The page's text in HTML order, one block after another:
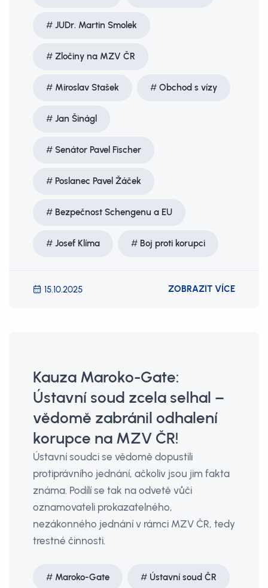
JUDr. Martin Smolek
Zločiny na MZV ČR
Miroslav Stašek Obchod s vízy
Jan Šinágl
Senátor Pavel Fischer
Poslanec Pavel Žáček
Bezpečnost Schengenu a EU
Josef Klíma Boj proti korupci
15.10.2025 ZOBRAZIT VÍCE
Kauza Maroko-Gate:
Ústavní soud zcela selhal –
vědomě zabránil odhalení
korupce na MZV ČR!
Ústavní soudci se vědomě dopustili
protiprávního jednání, ačkoliv jsou jim fakta
známa. Podílí se tak na odvetě vůči
oznamovateli prokazatelného,
nezákonného jednání v rámci MZV ČR, tedy
trestné činnosti.
Maroko-Gate Ústavní soud ČR